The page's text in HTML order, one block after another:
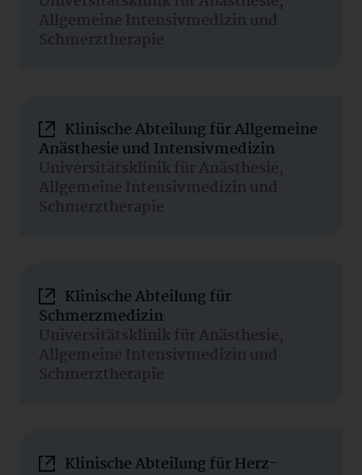
Allgemeine Intensivmedizin und
Schmerztherapie
Klinische Abteilung für Allgemeine
Anästhesie und Intensivmedizin
Universitätsklinik für Anästhesie,
Allgemeine Intensivmedizin und
Schmerztherapie
Klinische Abteilung für
Schmerzmedizin
Universitätsklinik für Anästhesie,
Allgemeine Intensivmedizin und
Schmerztherapie
Klinische Abteilung für Herz-